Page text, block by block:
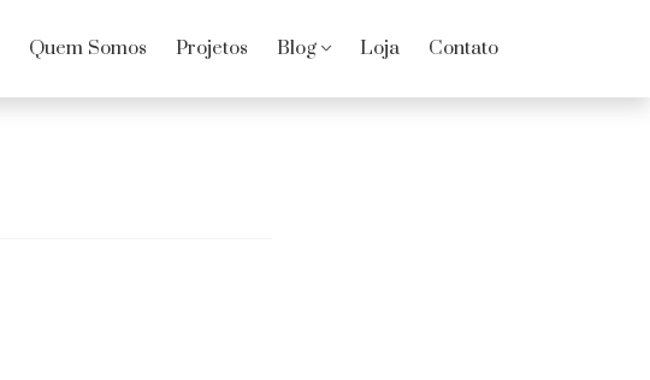
Quem Somos Projetos Blog Loja Contato